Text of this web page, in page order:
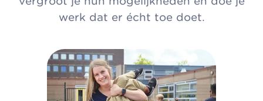
werk dat er écht toe doet.